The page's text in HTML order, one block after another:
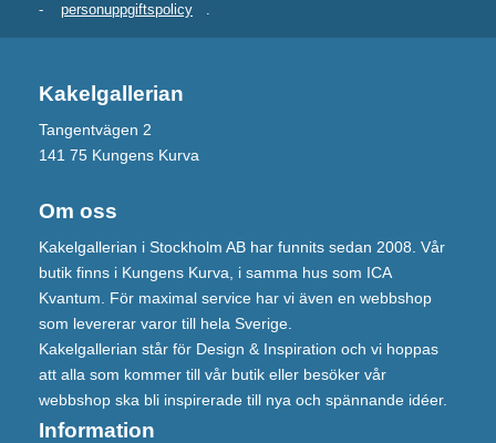
-
personuppgiftspolicy .
Kakelgallerian
Tangentvägen 2
141 75 Kungens Kurva
Om oss
Kakelgallerian i Stockholm AB har funnits sedan 2008. Vår
butik finns i Kungens Kurva, i samma hus som ICA
Kvantum. För maximal service har vi även en webbshop
som levererar varor till hela Sverige.
Kakelgallerian står för Design & Inspiration och vi hoppas
att alla som kommer till vår butik eller besöker vår
webbshop ska bli inspirerade till nya och spännande idéer.
Information